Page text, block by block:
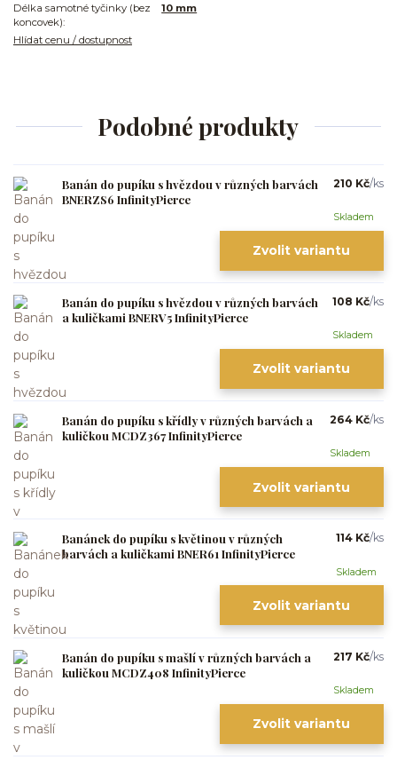
Délka samotné tyčinky (bez
koncovek):
10 mm
Hlídat cenu / dostupnost
Podobné produkty
Banán do pupíku s hvězdou v různých barvách
BNERZS6 InfinityPierce
210 Kč/ks
Skladem
Zvolit variantu
Banán do pupíku s hvězdou v různých barvách
a kuličkami BNERV5 InfinityPierce
108 Kč/ks
Skladem
Zvolit variantu
Banán do pupíku s křídly v různých barvách a
kuličkou MCDZ367 InfinityPierce
264 Kč/ks
Skladem
Zvolit variantu
Banánek do pupíku s květinou v různých
barvách a kuličkami BNER61 InfinityPierce
114 Kč/ks
Skladem
Zvolit variantu
Banán do pupíku s mašlí v různých barvách a
kuličkou MCDZ408 InfinityPierce
217 Kč/ks
Skladem
Zvolit variantu